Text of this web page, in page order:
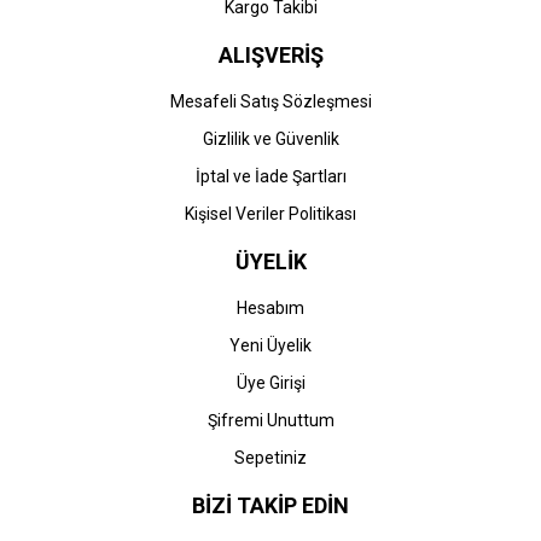
Gönder
Kargo Takibi
ALIŞVERİŞ
Mesafeli Satış Sözleşmesi
Gizlilik ve Güvenlik
İptal ve İade Şartları
Kişisel Veriler Politikası
ÜYELİK
Hesabım
Yeni Üyelik
Üye Girişi
Şifremi Unuttum
Sepetiniz
BİZİ TAKİP EDİN